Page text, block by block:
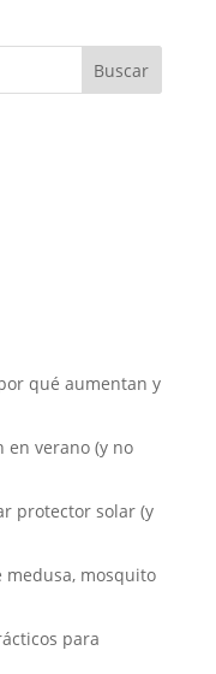
qué aumentan y
en verano (y no
protector solar (y
medusa, mosquito
para